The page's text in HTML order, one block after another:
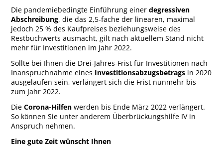
Die pandemiebedingte Einführung einerdegressiven
Abschreibung, die das 2,5-fache der linearen, maximal
jedoch 25 % des Kaufpreises beziehungsweise des
Restbuchwerts ausmacht, gilt nach aktuellem Stand nicht
mehr für Investitionen im Jahr 2022.
Sollte bei Ihnen die Drei-Jahres-Frist für Investitionen nach
Inanspruchnahme eines Investitionsabzugsbetrags in 2020
ausgelaufen sein, verlängert sich die Frist nunmehr bis
zum Jahr 2022.
DieCorona-Hilfen werden bis Ende März 2022 verlängert.
So können Sie unter anderem Überbrückungshilfe IV in
Anspruch nehmen.
Eine gute Zeit wünscht Ihnen